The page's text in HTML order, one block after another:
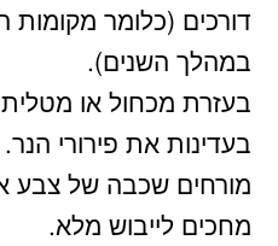
דורכים (כלומר
במהלך השנים).
בעזרת מכחול או מטלית
בעדינות את פירורי הנר.
מורחים שכבה של צבע
מחכים לייבוש מלא.